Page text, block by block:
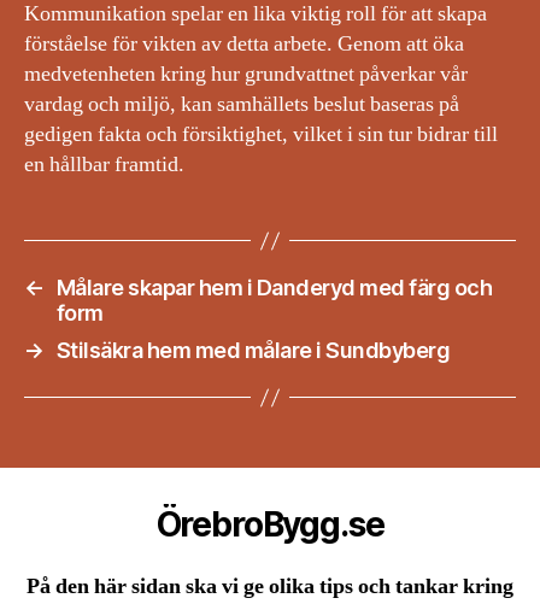
Kommunikation spelar en lika viktig roll för att skapa
förståelse för vikten av detta arbete. Genom att öka
medvetenheten kring hur grundvattnet påverkar vår
vardag och miljö, kan samhällets beslut baseras på
gedigen fakta och försiktighet, vilket i sin tur bidrar till
en hållbar framtid.
←
Målare skapar hem i Danderyd med färg och
form
→ Stilsäkra hem med målare i Sundbyberg
ÖrebroBygg.se
På den här sidan ska vi ge olika tips och tankar kring